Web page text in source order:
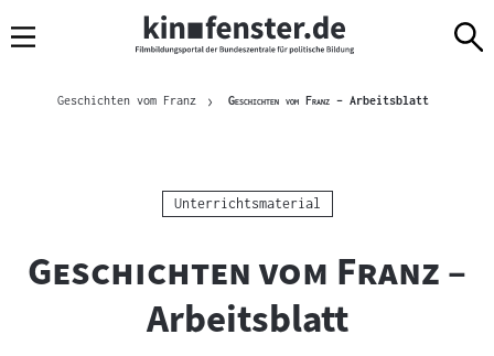
Navigation
zum
zur
Brotkrümelnavigation
Geschichten vom Franz "
Geschichten vom Franz"– ArbeitsblattAktuelle
Kategorie:
Unterrichtsmaterial
"
Geschichten vom Franz"
–
Arbeitsblatt